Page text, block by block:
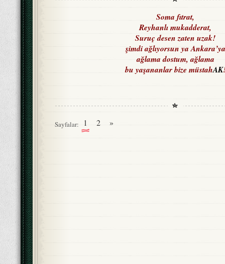
Soma fıtrat,
Reyhanlı mukadderat,
Suruç desen zaten uzak!
şimdi ağlıyorsun ya Ankara’ya
ağlama dostum, ağlama
bu yaşananlar bize müstahAK
Sayfalar: 1 2 »